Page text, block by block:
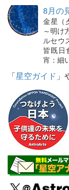
8月の
金星（
～明け
ルセウ
皆既日
宵：細
「星空ガイド 」